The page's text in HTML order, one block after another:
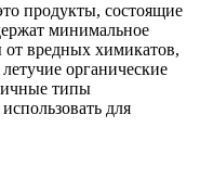
продукты, состоящие
минимальное
вредных химикатов,
органические
типы
для